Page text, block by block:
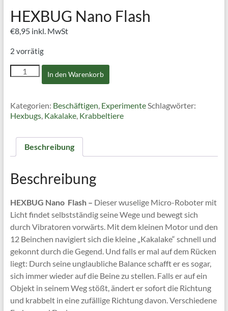
HEXBUG Nano Flash
€8,95 inkl. MwSt
2 vorrätig
HEXBUG
Nano
In den Warenkorb
Kategorien: Beschäftigen, ExperimenteSchlagwörter:
Hexbugs, Kakalake, Krabbeltiere
Beschreibung
Beschreibung
HEXBUG Nano Flash – Dieser wuselige Micro-Roboter mit
Licht findet selbstständig seine Wege und bewegt sich
durch Vibratoren vorwärts. Mit dem kleinen Motor und den
12 Beinchen navigiert sich die kleine „Kakalake“ schnell und
gekonnt durch die Gegend. Und falls er mal auf dem Rücken
liegt: Durch seine unglaubliche Balance schafft er es sogar,
sich immer wieder auf die Beine zu stellen. Falls er auf ein
Objekt in seinem Weg stößt, ändert er sofort die Richtung
und krabbelt in eine zufällige Richtung davon. Verschiedene